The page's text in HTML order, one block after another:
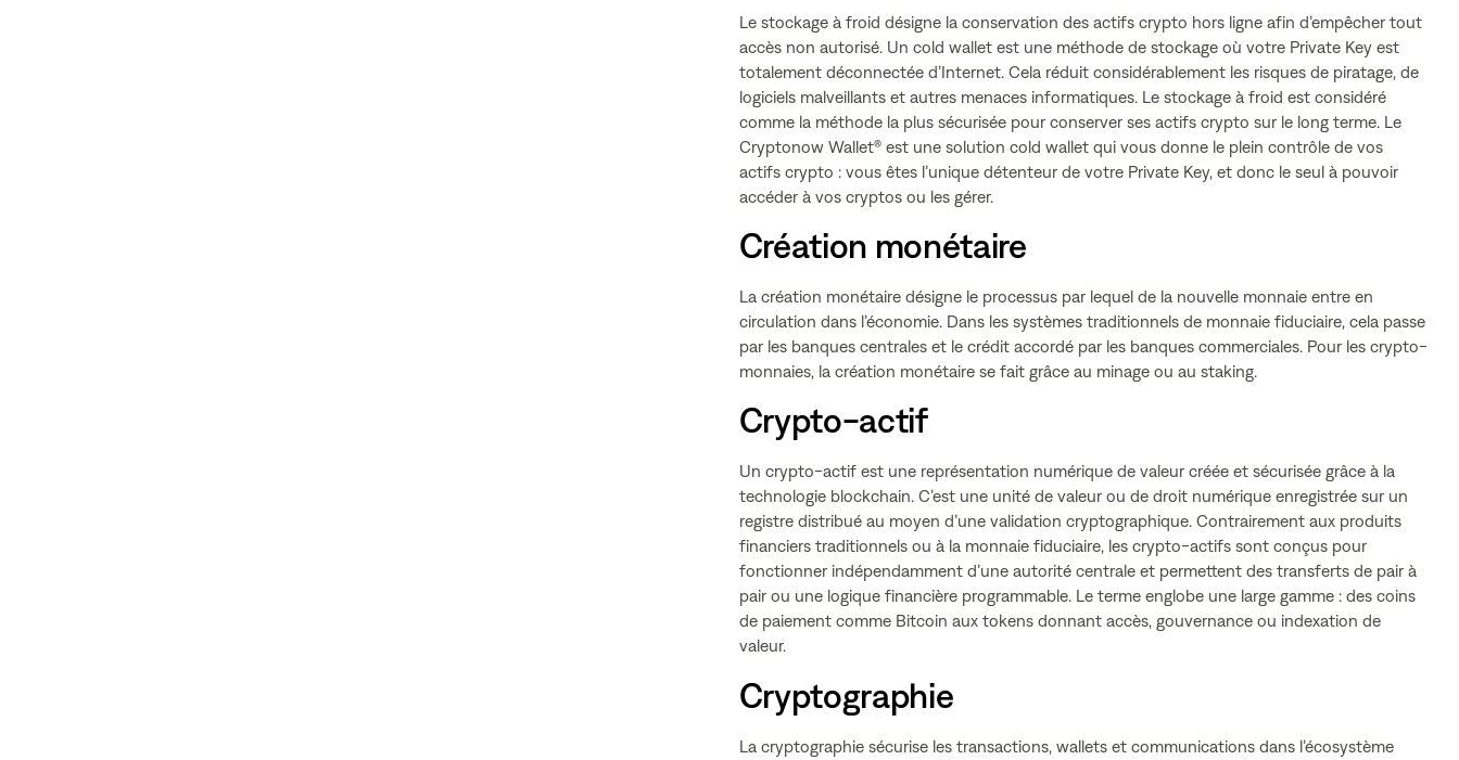
Le stockage à froid désigne la conservation des actifs crypto hors ligne afin d’empêcher tout
accès non autorisé. Un cold wallet est une méthode de stockage où votre Private Key est
totalement déconnectée d’Internet. Cela réduit considérablement les risques de piratage, de
logiciels malveillants et autres menaces informatiques. Le stockage à froid est considéré
comme la méthode la plus sécurisée pour conserver ses actifs crypto sur le long terme. Le
Cryptonow Wallet® est une solution cold wallet qui vous donne le plein contrôle de vos
actifs crypto : vous êtes l’unique détenteur de votre Private Key, et donc le seul à pouvoir
accéder à vos cryptos ou les gérer.
Création monétaire
La création monétaire désigne le processus par lequel de la nouvelle monnaie entre en
circulation dans l’économie. Dans les systèmes traditionnels de monnaie fiduciaire, cela passe
par les banques centrales et le crédit accordé par les banques commerciales. Pour les crypto-
monnaies, la création monétaire se fait grâce au minage ou au staking.
Crypto-actif
Un crypto-actif est une représentation numérique de valeur créée et sécurisée grâce à la
technologie blockchain. C’est une unité de valeur ou de droit numérique enregistrée sur un
registre distribué au moyen d’une validation cryptographique. Contrairement aux produits
financiers traditionnels ou à la monnaie fiduciaire, les crypto-actifs sont conçus pour
fonctionner indépendamment d’une autorité centrale et permettent des transferts de pair à
pair ou une logique financière programmable. Le terme englobe une large gamme : des coins
de paiement comme Bitcoin aux tokens donnant accès, gouvernance ou indexation de
valeur.
Cryptographie
La cryptographie sécurise les transactions, wallets et communications dans l’écosystème